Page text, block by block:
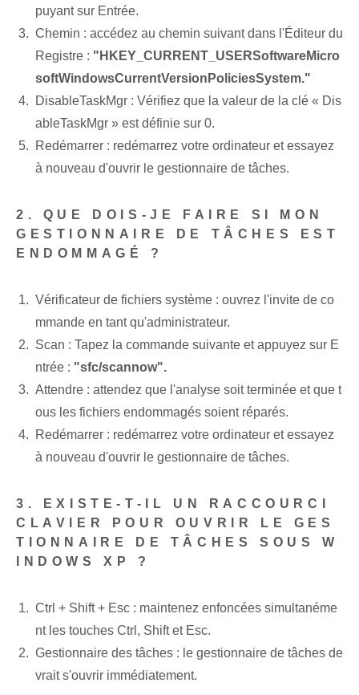
puyant sur Entrée.
Chemin : accédez au chemin suivant dans l'Éditeur du
Registre : "HKEY_CURRENT_USERSoftwareMicro
softWindowsCurrentVersionPoliciesSystem."
DisableTaskMgr : Vérifiez que la valeur de la clé « Dis
ableTaskMgr » est définie sur 0.
Redémarrer : redémarrez votre ordinateur et essayez
à nouveau d'ouvrir le gestionnaire de tâches.
2. QUE DOIS-JE FAIRE SI MON
GESTIONNAIRE DE TÂCHES EST
ENDOMMAGÉ ?
Vérificateur de fichiers système : ouvrez l'invite de co
mmande en tant qu'administrateur.
Scan :⁢ Tapez la ⁤commande suivante et appuyez sur E
ntrée : "sfc/scannow".
Attendre : attendez que l'analyse soit terminée et que t
ous les fichiers endommagés soient réparés.
Redémarrer : redémarrez votre ordinateur ⁢et essayez
à nouveau d'ouvrir le gestionnaire de tâches.
3. EXISTE-T-IL UN RACCOURCI
CLAVIER POUR OUVRIR LE GES
TIONNAIRE DE TÂCHES SOUS W
INDOWS XP ?
Ctrl + Shift + Esc : maintenez enfoncées simultanéme
nt les touches Ctrl, Shift et Esc.
Gestionnaire des tâches : le gestionnaire de tâches de
vrait s'ouvrir immédiatement.